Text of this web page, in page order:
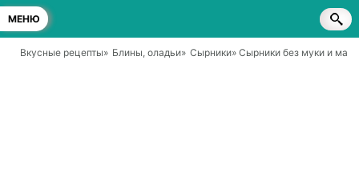
МЕНЮ
Вкусные рецепты» Блины, оладьи» Сырники» Сырники без муки и